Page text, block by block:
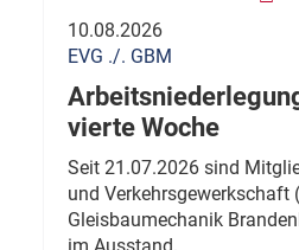
10.08.2026
EVG ./. GBM
vierte Woche
Seit 21.07.2026 sind
und Verkehrsgewerkschaft
Gleisbaumechanik